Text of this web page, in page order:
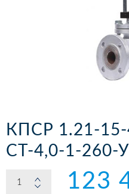
КПСР 1.21-
СТ-4,0-1-260-У
123